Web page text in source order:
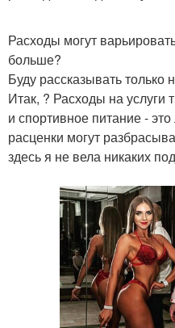
Расходы могут
больше?
Буду рассказывать
Итак, ? Расходы на услуги
и спортивное питание -
расценки могут
здесь я не вела никаких